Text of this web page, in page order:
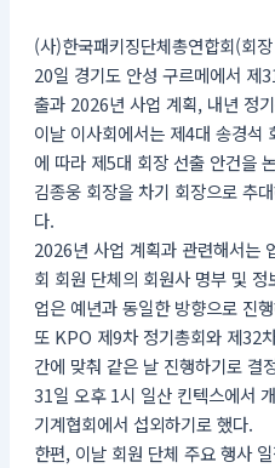
(사)한국패키징단체총연합회(회
20일 경기도 안성 구르메에서 제
출과 2026년 사업 계획, 내년 정
이날 이사회에서는 제4대 송경석
에 따라 제5대 회장 선출 안건을
김종웅 회장을 차기 회장으로 추
다.
2026년 사업 계획과 관련해서는
회 회원 단체의 회원사 명부 및
업은 예년과 동일한 방향으로 진
또 KPO 제9차 정기총회와 제32
간에 맞춰 같은 날 진행하기로 결
31일 오후 1시 일산 킨텍스에서
기계협회에서 섭외하기로 했다.
한편, 이날 회원 단체 주요 행사